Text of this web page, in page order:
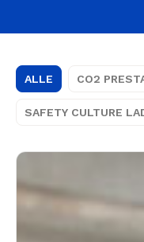
ALLE CO2
SAFETY CULTURE